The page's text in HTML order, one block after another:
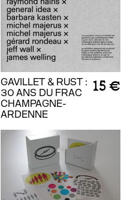
GAVILLET & RUST :
30 ANS DU FRAC
CHAMPAGNE-
ARDENNE
15 €